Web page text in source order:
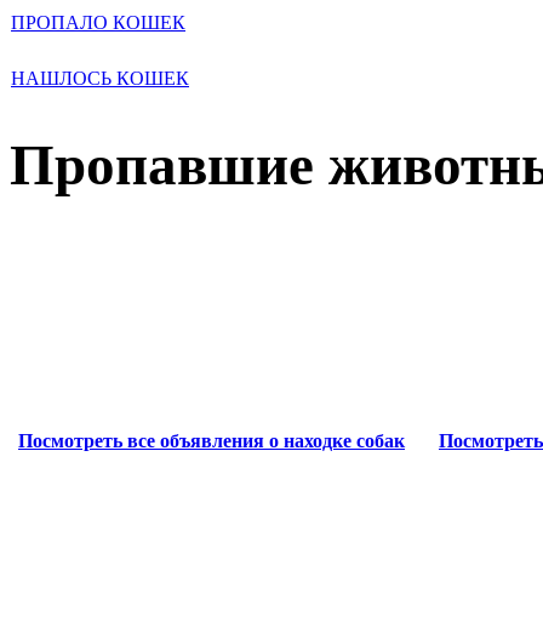
ПРОПАЛО КОШЕК
НАШЛОСЬ КОШЕК
Пропавшие
Посмотреть все объявления о находке собак